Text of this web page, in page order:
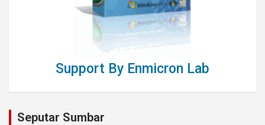
Support By Enmicron Lab
Seputar Sumbar